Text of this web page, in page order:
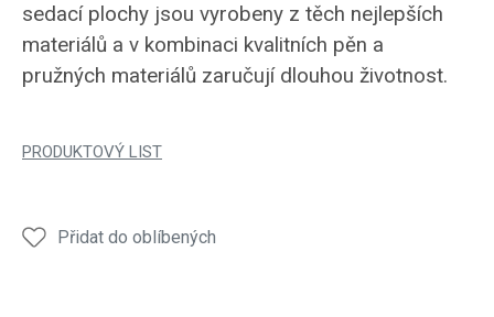
sedací plochy jsou vyrobeny z těch nejlepších
materiálů a v kombinaci kvalitních pěn a
pružných materiálů zaručují dlouhou životnost.
PRODUKTOVÝ LIST
Přidat do oblíbených